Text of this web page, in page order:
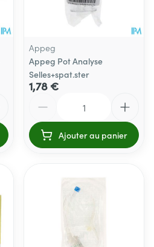
Appeg
Appeg Pot Analyse
Selles+spat.ster
1,78 €
Ajouter au panier